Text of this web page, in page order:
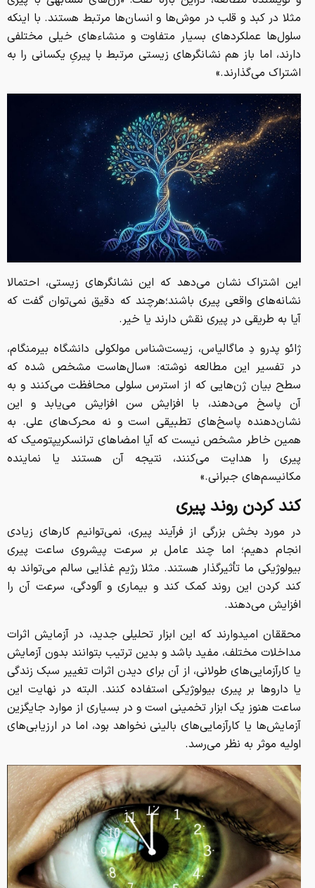
مثلا در کبد و قلب در موش‌ها و انسان‌ها مرتبط هستند. با اینکه
سلول‌ها عملکردهای بسیار متفاوت و منشاءهای خیلی مختلفی
دارند، اما باز هم نشانگرهای زیستی مرتبط با پیریِ یکسانی را به
اشتراک می‌گذارند.»
این اشتراک نشان می‌دهد که این نشانگرهای زیستی، احتمالا
نشانه‌های واقعی پیری باشند؛هرچند که دقیق نمی‌توان گفت که
آیا به طریقی در پیری نقش دارند یا خیر.
ژائو پدرو دِ ماگالیاس، زیست‌شناس مولکولی دانشگاه بیرمنگام،
در تفسیر این مطالعه نوشته: «سال‌هاست مشخص شده که
سطح بیان ژن‌هایی که از استرس سلولی محافظت می‌کنند و به
آن پاسخ می‌دهند، با افزایش سن افزایش می‌یابد و این
نشان‌دهنده پاسخ‌های تطبیقی است و نه محرک‌های علی. به
همین خاطر مشخص نیست که آیا امضاهای ترانسکریپتومیک که
پیری را هدایت می‌کنند، نتیجه آن هستند یا نماینده
مکانیسم‌های جبرانی.»
کند کردن روند پیری
در مورد بخش بزرگی از فرآیند پیری، نمی‌توانیم کارهای زیادی
انجام دهیم؛ اما چند عامل بر سرعت پیشروی ساعت‌ پیری
بیولوژیکی ما تأثیرگذار هستند. مثلا رژیم غذایی سالم می‌تواند به
کند کردن این روند کمک کند و بیماری و آلودگی، سرعت آن‌ را
افزایش می‌دهند.
محققان امیدوارند که این ابزار تحلیلی جدید، در آزمایش اثرات
مداخلات مختلف، مفید باشد و بدین ترتیب بتوانند بدون آزمایش
یا کارآزمایی‌های طولانی، از آن برای دیدن اثرات تغییر سبک زندگی
یا داروها بر پیری بیولوژیکی استفاده کنند. البته در نهایت این
ساعت هنوز یک ابزار تخمینی است و در بسیاری از موارد جایگزین
آزمایش‌ها یا کارآزمایی‌های بالینی نخواهد بود، اما در ارزیابی‌های
اولیه موثر به نظر می‌رسد.